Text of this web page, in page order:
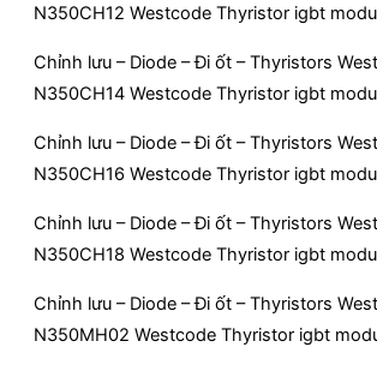
N350CH12 Westcode Thyristor igbt
Chỉnh lưu – Diode – Đi ốt – Thyristors
N350CH14 Westcode Thyristor igbt
Chỉnh lưu – Diode – Đi ốt – Thyristors
N350CH16 Westcode Thyristor igbt
Chỉnh lưu – Diode – Đi ốt – Thyristors
N350CH18 Westcode Thyristor igbt
Chỉnh lưu – Diode – Đi ốt – Thyristors
N350MH02 Westcode Thyristor igbt